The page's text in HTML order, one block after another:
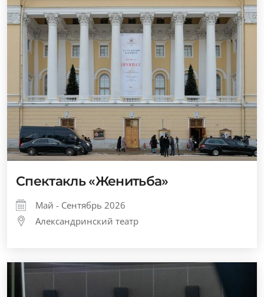
Спектакль «Женитьба»
Май - Сентябрь 2026
Александринский театр